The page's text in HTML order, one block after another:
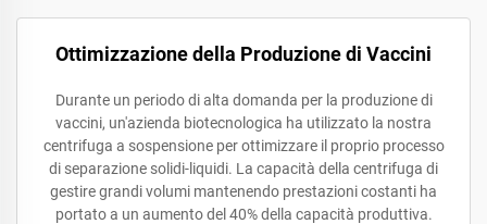
Ottimizzazione della Produzione di Vaccini
Durante un periodo di alta domanda per la produzione di
vaccini, un'azienda biotecnologica ha utilizzato la nostra
centrifuga a sospensione per ottimizzare il proprio processo
di separazione solidi-liquidi. La capacità della centrifuga di
gestire grandi volumi mantenendo prestazioni costanti ha
portato a un aumento del 40% della capacità produttiva.